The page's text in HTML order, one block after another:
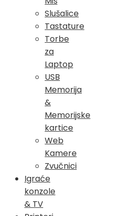
Slušalice
Tastature
Torbe
za
Laptop
USB
Memorija
&
Memorijske
kartice
Web
Kamere
Zvučnici
Igraće
konzole
& TV